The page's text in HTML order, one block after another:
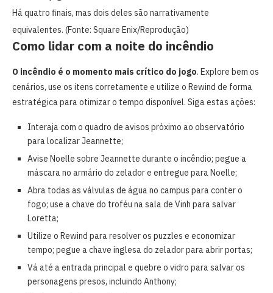
Há quatro finais, mas dois deles são narrativamente
equivalentes. (Fonte: Square Enix/Reprodução)
Como lidar com a noite do incêndio
O incêndio é o momento mais crítico do jogo. Explore bem os
cenários, use os itens corretamente e utilize o Rewind de forma
estratégica para otimizar o tempo disponível. Siga estas ações:
Interaja com o quadro de avisos próximo ao observatório
para localizar Jeannette;
Avise Noelle sobre Jeannette durante o incêndio; pegue a
máscara no armário do zelador e entregue para Noelle;
Abra todas as válvulas de água no campus para conter o
fogo; use a chave do troféu na sala de Vinh para salvar
Loretta;
Utilize o Rewind para resolver os puzzles e economizar
tempo; pegue a chave inglesa do zelador para abrir portas;
Vá até a entrada principal e quebre o vidro para salvar os
personagens presos, incluindo Anthony;